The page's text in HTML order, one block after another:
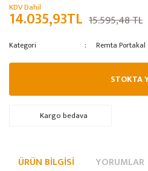
KDV Dahil
14.035,93TL 15.595,48 TL
Kategori Remta Portakal
STOKTA
Kargo bedava
ÜRÜN BILGISI YORUMLAR